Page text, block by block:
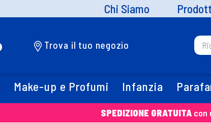
Chi Siamo
Trova il tuo negozio
Make-up e Profumi Infanzia
SPEDIZIONE GRATUITA con